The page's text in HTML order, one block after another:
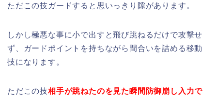
ただこの技ガードすると思いっきり隙があります。
しかし極悪な事に小で出すと飛び跳ねるだけで攻撃せ
ず、ガードポイントを持ちながら間合いを詰める移動
技になります。
ただこの技相手が跳ねたのを見た瞬間防御崩し入力で